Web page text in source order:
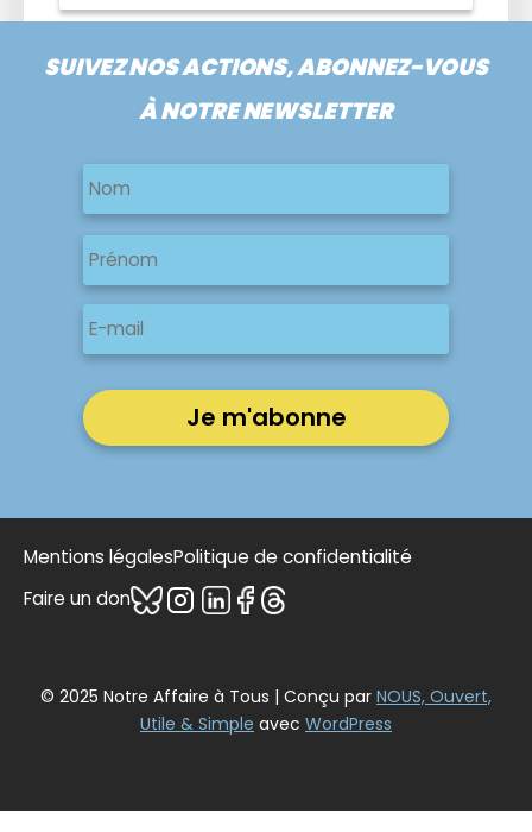
SUIVEZ NOS ACTIONS, ABONNEZ-VOUS
À NOTRE NEWSLETTER
Nom
Nom
Nom
Prénom
E-
mail
Mentions légalesPolitique de confidentialité
Faire un don
© 2025 Notre Affaire à Tous | Conçu par NOUS, Ouvert,
Utile & Simple avec WordPress